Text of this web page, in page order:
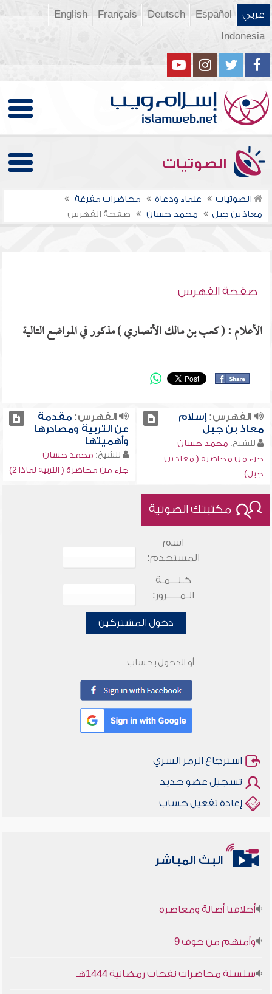
عربي Español
Deutsch
Français
English
Indonesia
الصوتيات
الصوتيات علماء ودعاة
محاضرات مفرغة
معاذ بن جبل
محمد حسان صفحة الفهرس
صفحة الفهرس
الأعلام : ( كعب بن مالك الأنصاري ) مذكور في المواضع التالية
الفهرس:إسلام
معاذ بن جبل
للشيخ: محمد حسان
جزء من محاضرة ( معاذ بن
جبل)
الفهرس:مقدمة
عن التربية ومصادرها
وأهميتها
للشيخ: محمد حسان
جزء من محاضرة ( التربية لماذا 2)
مكتبتك الصوتية
اسم
المستخدم:
كـلـــمـة
الـمـــــرور:
دخول المشتركين
أو الدخول بحساب
استرجاع الرمز السري
تسجيل عضو جديد
إعادة تفعيل حساب
البث المباشر
أخلاقنا أصالة ومعاصرة
وأمنهم من خوف 9
سلسلة محاضرات نفحات رمضانية 1444هـ